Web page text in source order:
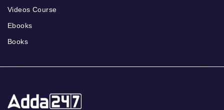
Videos Course
Ebooks
Books